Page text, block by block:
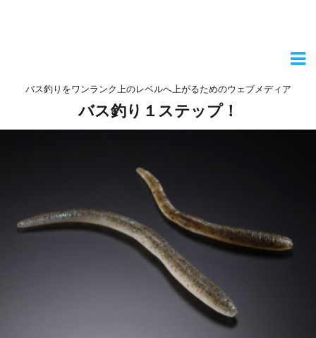
バス釣りをワンランク上のレベルへ上がるためのウェブメディア
バス釣り１ステップ！